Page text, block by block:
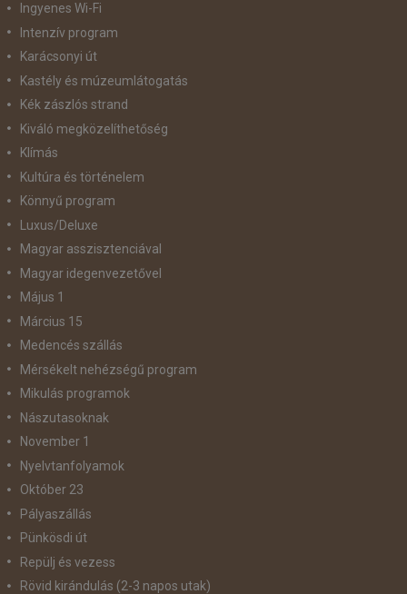
Ingyenes Wi-Fi
Intenzív program
Karácsonyi út
Kastély és múzeumlátogatás
Kék zászlós strand
Kiváló megközelíthetőség
Klímás
Kultúra és történelem
Könnyű program
Luxus/Deluxe
Magyar asszisztenciával
Magyar idegenvezetővel
Május 1
Március 15
Medencés szállás
Mérsékelt nehézségű program
Mikulás programok
Nászutasoknak
November 1
Nyelvtanfolyamok
Október 23
Pályaszállás
Pünkösdi út
Repülj és vezess
Rövid kirándulás (2-3 napos utak)